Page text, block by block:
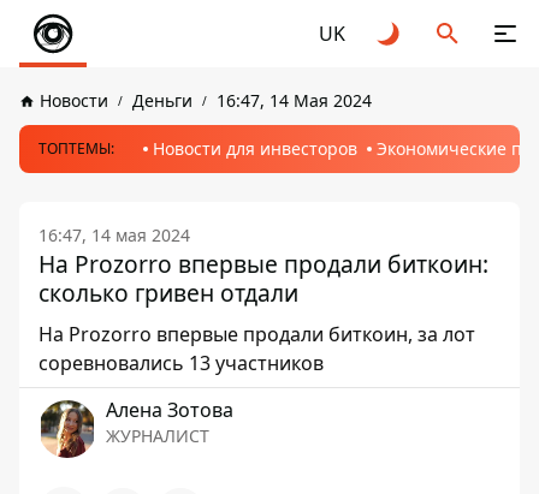
UK
Новости Деньги 16:47, 14 Мая 2024
ТОПТЕМЫ: Новости для инвесторов Экономические
16:47, 14 мая 2024
На Prozorro впервые продали биткоин:
сколько гривен отдали
На Prozorro впервые продали биткоин, за лот
соревновались 13 участников
Алена Зотова
ЖУРНАЛИСТ